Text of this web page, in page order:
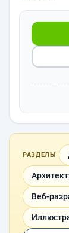
РАЗДЕЛЫ
Веб-